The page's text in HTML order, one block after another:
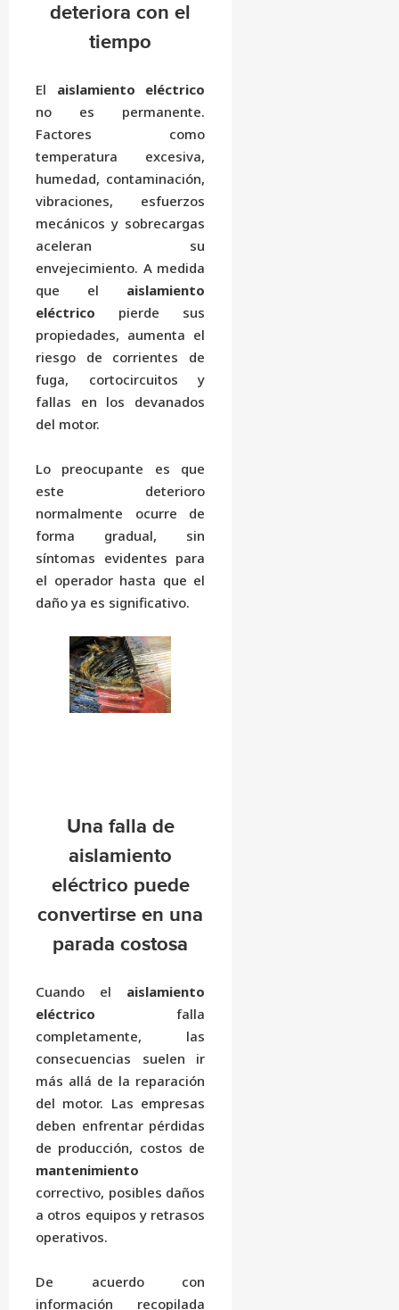
deteriora con el
tiempo
El aislamiento eléctrico
no es permanente.
Factores como
temperatura excesiva,
humedad, contaminación,
vibraciones, esfuerzos
mecánicos y sobrecargas
aceleran su
envejecimiento. A medida
que el aislamiento
eléctrico pierde sus
propiedades, aumenta el
riesgo de corrientes de
fuga, cortocircuitos y
fallas en los devanados
del motor.
Lo preocupante es que
este deterioro
normalmente ocurre de
forma gradual, sin
síntomas evidentes para
el operador hasta que el
daño ya es significativo.
Una falla de
aislamiento
eléctrico puede
convertirse en una
parada costosa
Cuando el aislamiento
eléctrico falla
completamente, las
consecuencias suelen ir
más allá de la reparación
del motor. Las empresas
deben enfrentar pérdidas
de producción, costos de
mantenimiento
correctivo, posibles daños
a otros equipos y retrasos
operativos.
De acuerdo con
información recopilada